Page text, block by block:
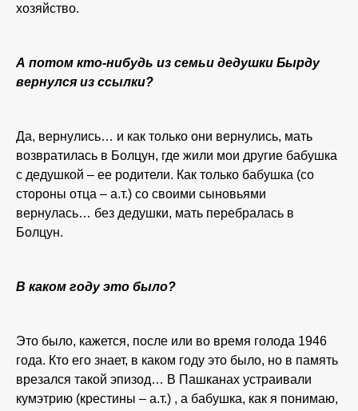
хозяйство.
А потом кто-нибудь из семьи дедушки Бырду
вернулся из ссылки?
Да, вернулись… и как только они вернулись, мать
возвратилась в Болцун, где жили мои другие бабушка
с дедушкой – ее родители. Как только бабушка (со
стороны отца – а.т.) со своими сыновьями
вернулась… без дедушки, мать перебралась в
Болцун.
В каком году это было?
Это было, кажется, после или во время голода 1946
года. Кто его знает, в каком году это было, но в память
врезался такой эпизод… В Пашканах устраивали
кумэтрию (крестины – а.т.) , а бабушка, как я понимаю,